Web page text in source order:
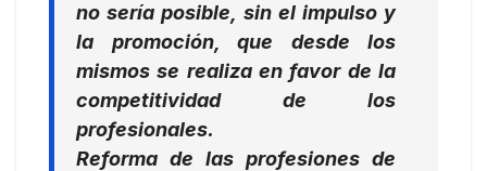
no sería posible, sin el impulso y
la promoción, que desde los
mismos se realiza en favor de la
competitividad de los
profesionales.
Reforma de las profesiones de